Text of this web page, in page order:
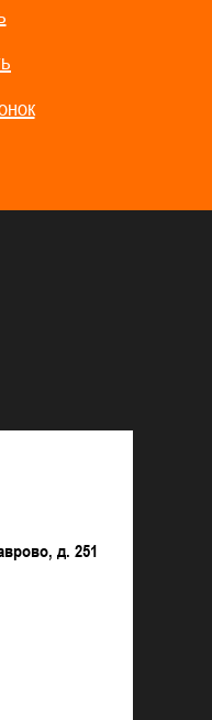
д. 251